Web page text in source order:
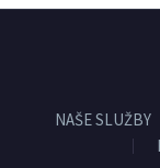
NAŠE SLUŽBY